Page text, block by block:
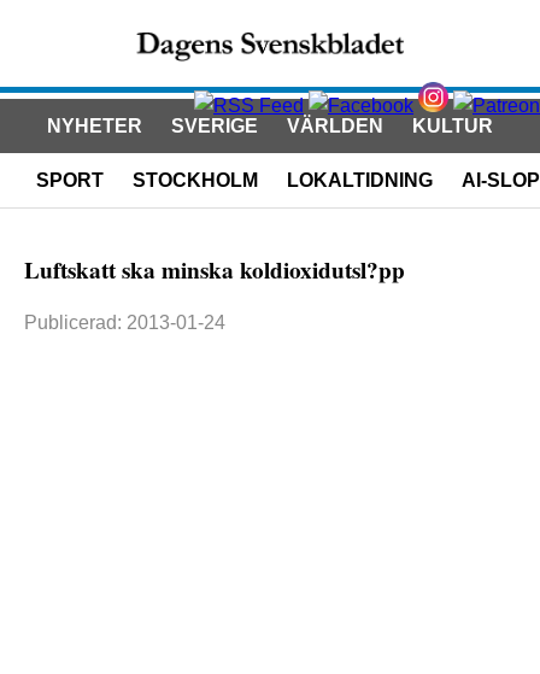
NYHETER SVERIGE VÄRLDEN KULTUR
SPORT STOCKHOLM LOKALTIDNING AI-SLOP
Luftskatt ska minska koldioxidutsl?pp
Publicerad: 2013-01-24